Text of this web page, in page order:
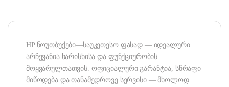
HP ნოუთბუქები—საუკეთესო ფასად — იდეალური
არჩევანია ხარისხისა და ფუნქციურობის
მოყვარულთათვის. ოფიციალური გარანტია, სწრაფი
მიწოდება და თანამედროვე სერვისი — მხოლოდ